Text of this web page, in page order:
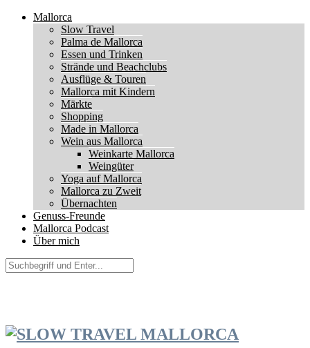
Mallorca
Slow Travel
Palma de Mallorca
Essen und Trinken
Strände und Beachclubs
Ausflüge & Touren
Mallorca mit Kindern
Märkte
Shopping
Made in Mallorca
Wein aus Mallorca
Weinkarte Mallorca
Weingüter
Yoga auf Mallorca
Mallorca zu Zweit
Übernachten
Genuss-Freunde
Mallorca Podcast
Über mich